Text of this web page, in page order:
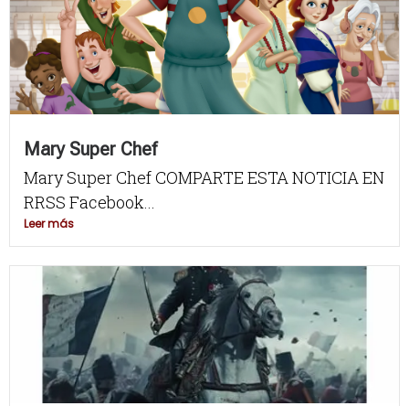
Mary Super Chef
Mary Super Chef COMPARTE ESTA NOTICIA EN
RRSS Facebook...
Leer más